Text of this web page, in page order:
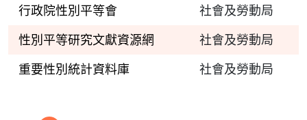
行政院性別平等會
社會及勞動局
性別平等研究文獻資源網
社會及勞動局
重要性別統計資料庫
社會及勞動局